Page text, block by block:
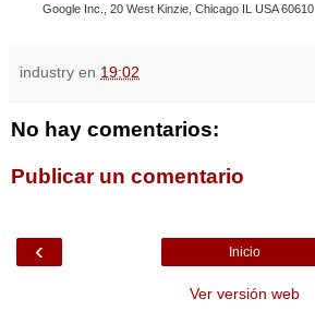
Google Inc., 20 West Kinzie, Chicago IL USA 60610
industry en 19:02
No hay comentarios:
Publicar un comentario
‹ Inicio
Ver versión web